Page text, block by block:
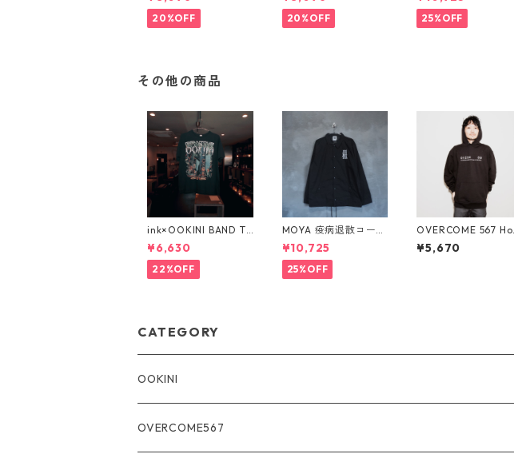
ネイビー
20%OFF
グレー
20%OFF 25%OFF
その他の商品
ink×OOKINI BAND Te
e (GIGANTOUR ギガ
ンツアー)
¥6,630
22%OFF
MOYA 疫病退散コーチ
ジャケット
¥10,725
25%OFF
OVERCOME 567 Hoo
die BLACK×WHT
¥5,670
CATEGORY
OOKINI
Ee-Muji
OVERCOME567